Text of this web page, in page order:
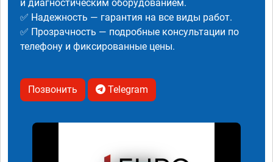
и диагностическим оборудованием.
✅ Надежность — гарантия на все виды работ.
✅ Прозрачность — подробные консультации по
телефону и фиксированные цены.
Позвонить Telegram